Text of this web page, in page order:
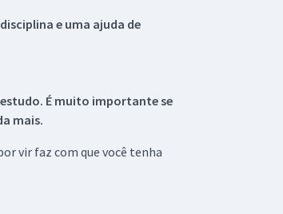
e uma ajuda de
É muito importante se
mais.
vir faz com que você tenha